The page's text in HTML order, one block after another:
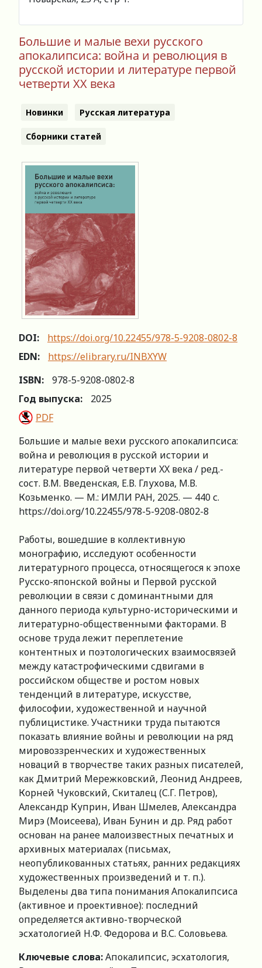
Большие и малые вехи русского
апокалипсиса: война и революция в
русской истории и литературе первой
четверти XX века
Новинки Русская литература
Сборники статей
DOI:
https://doi.org/10.22455/978-5-9208-0802-8
EDN:
https://elibrary.ru/INBXYW
ISBN:
978-5-9208-0802-8
Год выпуска:
2025
PDF
Большие и малые вехи русского апокалипсиса:
война и революция в русской истории и
литературе первой четверти XX века / ред.-
сост. В.М. Введенская, Е.В. Глухова, М.В.
Козьменко. — М.: ИМЛИ РАН, 2025. — 440 с.
https://doi.org/10.22455/978-5-9208-0802-8
Работы, вошедшие в коллективную
монографию, исследуют особенности
литературного процесса, относящегося к эпохе
Русско-японской войны и Первой русской
революции в связи с доминантными для
данного периода культурно-историческими и
литературно-общественными факторами. В
основе труда лежит переплетение
контентных и поэтологических взаимосвязей
между катастрофическими сдвигами в
российском обществе и ростом новых
тенденций в литературе, искусстве,
философии, художественной и научной
публицистике. Участники труда пытаются
показать влияние войны и революции на ряд
мировоззренческих и художественных
новаций в творчестве таких разных писателей,
как Дмитрий Мережковский, Леонид Андреев,
Корней Чуковский, Скиталец (С.Г. Петров),
Александр Куприн, Иван Шмелев, Александра
Мирэ (Моисеева), Иван Бунин и др. Ряд работ
основан на ранее малоизвестных печатных и
архивных материалах (письмах,
неопубликованных статьях, ранних редакциях
художественных произведений и т. п.).
Выделены два типа понимания Апокалипсиса
(активное и проективное): последний
определяется активно-творческой
эсхатологией Н.Ф. Федорова и В.С. Соловьева.
Ключевые слова:Апокалипсис, эсхатология,